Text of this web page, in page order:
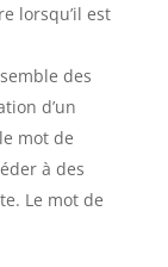
lorsqu’il est
des
d’un
mot de
à des
Le mot de